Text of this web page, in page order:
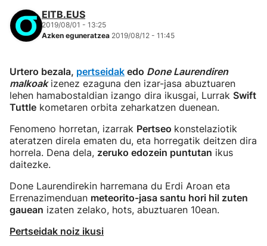
EITB.EUS
2019/08/01 - 13:25
Azken eguneratzea 2019/08/12 - 11:45
Urtero bezala, pertseidak edo Done Laurendiren
malkoakizenez ezaguna den izar-jasa abuztuaren
lehen hamabostaldian izango dira ikusgai, Lurrak Swift
Tuttle kometaren orbita zeharkatzen duenean.
Fenomeno horretan, izarrak Pertseo konstelaziotik
ateratzen direla ematen du, eta horregatik deitzen dira
horrela. Dena dela, zeruko edozein puntutan ikus
daitezke.
Done Laurendirekin harremana du Erdi Aroan eta
Errenazimenduan meteorito-jasa santu hori hil zuten
gauean izaten zelako, hots, abuztuaren 10ean.
Pertseidak noiz ikusi